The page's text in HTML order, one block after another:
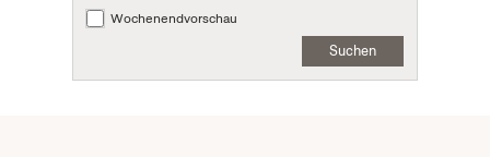
Wochenendvorschau
Suchen